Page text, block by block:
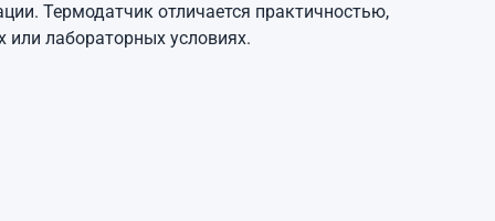
Термодатчик отличается практичностью,
или лабораторных условиях.